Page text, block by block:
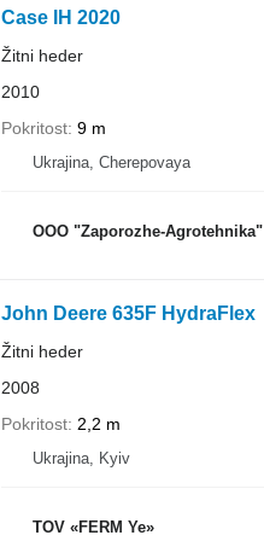
Case IH 2020
Žitni heder
2010
Pokritost 9 m
Ukrajina, Cherepovaya
OOO "Zaporozhe-Agrotehnika"
John Deere 635F HydraFlex
Žitni heder
2008
Pokritost 2,2 m
Ukrajina, Kyiv
TOV «FERM Ye»